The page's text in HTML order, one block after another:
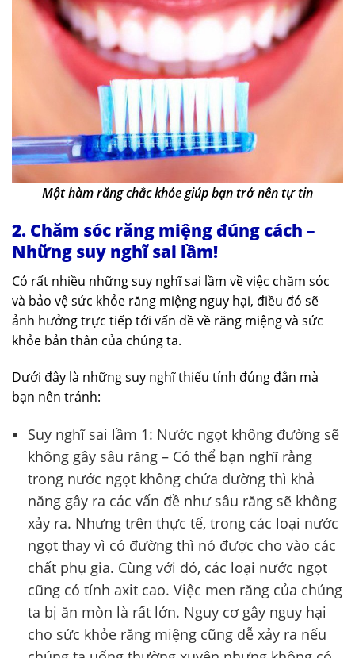
Một hàm răng chắc khỏe giúp bạn trở nên tự tin
2. Chăm sóc răng miệng đúng cách –
Những suy nghĩ sai lầm!
Có rất nhiều những suy nghĩ sai lầm về việc chăm sóc
và bảo vệ sức khỏe răng miệng nguy hại, điều đó sẽ
ảnh hưởng trực tiếp tới vấn đề về răng miệng và sức
khỏe bản thân của chúng ta.
Dưới đây là những suy nghĩ thiếu tính đúng đắn mà
bạn nên tránh:
Suy nghĩ sai lầm 1: Nước ngọt không đường sẽ
không gây sâu răng – Có thể bạn nghĩ rằng
trong nước ngọt không chứa đường thì khả
năng gây ra các vấn đề như sâu răng sẽ không
xảy ra. Nhưng trên thực tế, trong các loại nước
ngọt thay vì có đường thì nó được cho vào các
chất phụ gia. Cùng với đó, các loại nước ngọt
cũng có tính axit cao. Việc men răng của chúng
ta bị ăn mòn là rất lớn. Nguy cơ gây nguy hại
cho sức khỏe răng miệng cũng dễ xảy ra nếu